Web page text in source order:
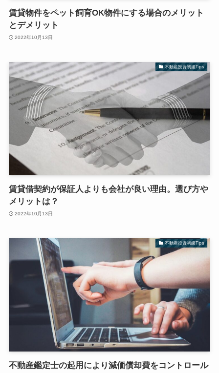
賃貸物件をペット飼育OK物件にする場合のメリット
とデメリット
2022年10月13日
不動産投資初級Tips
賃貸借契約が保証人よりも会社が良い理由。選び方や
メリットは？
2022年10月13日
不動産投資初級Tips
不動産鑑定士の起用により減価償却費をコントロール